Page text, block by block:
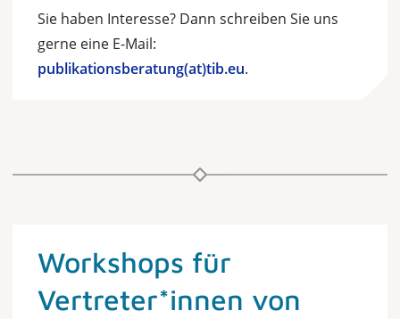
Sie haben Interesse? Dann schreiben Sie uns
gerne eine E-Mail:
publikationsberatung(at)tib.eu.
Workshops für
Vertreter*innen von